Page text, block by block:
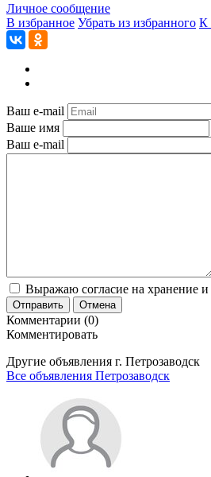
Личное сообщение
В избранное Убрать из избранного К
Ваш e-mail
Ваше имя
Ваш e-mail
Выражаю согласие на хранение
Отправить Отмена
Комментарии (0)
Комментировать
Другие объявления г. Петрозаводск
Все объявления Петрозаводск